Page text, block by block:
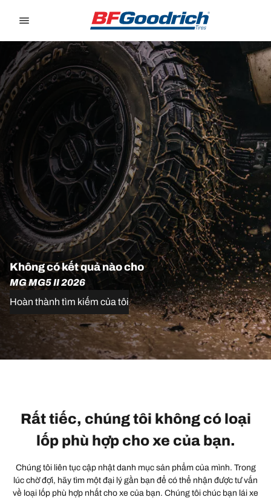
Không có kết quả nào cho
MG MG5 II 2026
Hoàn thành tìm kiếm của tôi
Rất tiếc, chúng tôi không có loại
lốp phù hợp cho xe của bạn.
Chúng tôi liên tục cập nhật danh mục sản phẩm của mình. Trong
lúc chờ đợi, hãy tìm một đại lý gần bạn để có thể nhận được tư vấn
về loại lốp phù hợp nhất cho xe của bạn. Chúng tôi chúc bạn lái xe